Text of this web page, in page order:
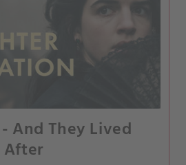
And They Lived
After